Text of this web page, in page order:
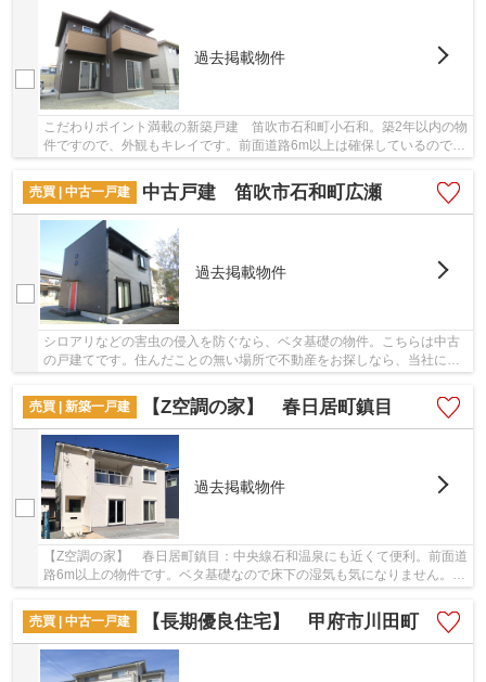
過去掲載物件
こだわりポイント満載の新築戸建 笛吹市石和町小石和。築2年以内の物
件ですので、外観もキレイです。前面道路6m以上は確保しているので車
売買 | 中古一戸建
中古戸建 笛吹市石和町広瀬
過去掲載物件
シロアリなどの害虫の侵入を防ぐなら、ベタ基礎の物件。こちらは中古
の戸建てです。住んだことの無い場所で不動産をお探しなら、当社にお
売買 | 新築一戸建
【Z空調の家】 春日居町鎮目
過去掲載物件
【Z空調の家】 春日居町鎮目：中央線石和温泉にも近くて便利。前面道
路6m以上の物件です。ベタ基礎なので床下の湿気も気になりません。新
売買 | 中古一戸建
【長期優良住宅】 甲府市川田町